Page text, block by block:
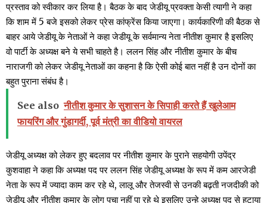
प्रस्ताव को स्वीकार कर लिया है। बैठक के बाद जेडीयू प्रवक्ता केसी त्यागी ने कहा
कि शाम में 5 बजे इसको लेकर प्रेस कांफ्रेंस किया जाएगा। कार्यकारिणी की बैठक से
बाहर आये जेडीयू के नेताओं ने कहा जेडीयू के सर्वमान्य नेता नीतीश कुमार है इसलिए
वो पार्टी के अध्यक्ष बने ये सभी चाहते है। ललन सिंह और नीतीश कुमार के बीच
नाराजगी को लेकर जेडीयू नेताओं का कहना है कि ऐसी कोई बात नहीं है उन दोनों का
बहुत पुराना संबंध है।
See also नीतीश कुमार के सुशासन के सिपाही करते हैं खुलेआम
फायरिंग और गुंडागर्दी, पूर्व मंत्री का वीडियो वायरल
जेडीयू अध्यक्ष को लेकर हुए बदलाव पर नीतीश कुमार के पुराने सहयोगी उपेंद्र
कुशवाहा ने कहा कि अध्यक्ष पद पर ललन सिंह जेडीयू अध्यक्ष के रूप में कम आरजेडी
नेता के रूप में ज्यादा काम कर रहे थे, लालू और तेजस्वी से उनकी बढ़ती नजदीकी को
जेडीयू और नीतीश कुमार के लोग पचा नहीं पा रहे थे इसलिए उन्हे अध्यक्ष पद से हटाया